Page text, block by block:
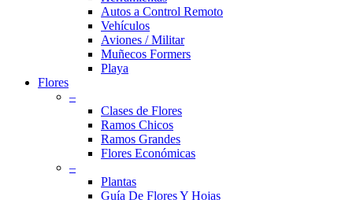
Autos a Control Remoto
Vehículos
Aviones / Militar
Muñecos Formers
Playa
Flores
–
Clases de Flores
Ramos Chicos
Ramos Grandes
Flores Económicas
–
Plantas
Guía De Flores Y Hojas